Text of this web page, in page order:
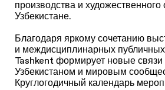
производства и
Узбекистане.
Благодаря яркому сочетанию
и междисциплинарных
Tashkent формирует новые
Узбекистаном и мировым
Круглогодичный календарь